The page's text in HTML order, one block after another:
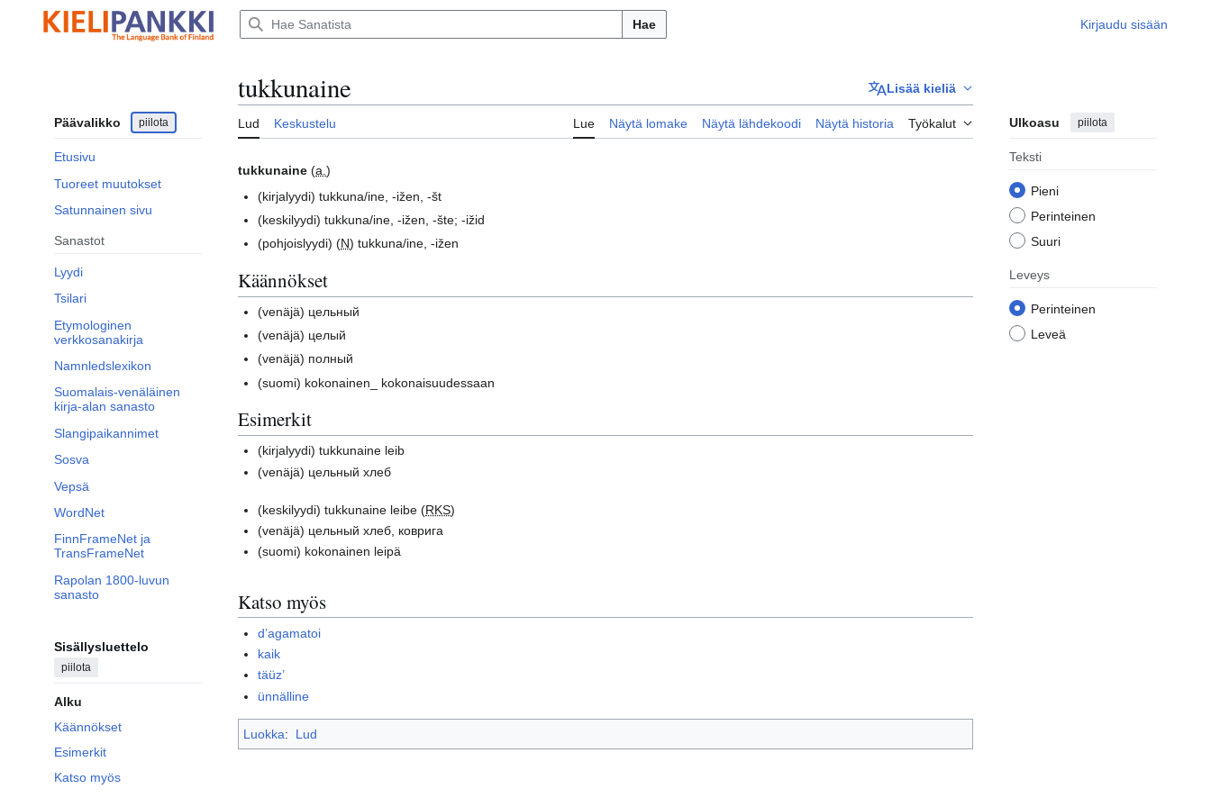
sisältöön
Hae Kirjaudu sisään
Päävalikko piilota
Etusivu
Tuoreet muutokset
Satunnainen sivu
Sanastot
Lyydi
Tsilari
Etymologinen
verkkosanakirja
Namnledslexikon
Suomalais-venäläinen
kirja-alan sanasto
Slangipaikannimet
Sosva
Vepsä
WordNet
FinnFrameNet ja
TransFrameNet
Rapolan 1800-luvun
sanasto
Sisällysluettelo
piilota
Alku
Käännökset
Esimerkit
Katso myös
tukkunaine Lisää kieliä
Lud Keskustelu Lue Näytä lomake Näytä lähdekoodi Näytä historia Työkalut Ulkoasu piilota
Teksti
Pieni
Perinteinen
Suuri
Leveys
Perinteinen
Leveä
tukkunaine (a. )
(kirjalyydi)tukkuna/ine, -ižen, -št
(keskilyydi)tukkuna/ine, -ižen, -šte; -ižid
(pohjoislyydi)(N) tukkuna/ine, -ižen
Käännökset
(venäjä) цельный
(venäjä) целый
(venäjä) полный
(suomi) kokonainen_ kokonaisuudessaan
Esimerkit
(kirjalyydi)tukkunaine leib
(venäjä) цельный хлеб
(keskilyydi)tukkunaine leibe (RKS)
(venäjä) цельный хлеб, коврига
(suomi) kokonainen leipä
Katso myös
d’agamatoi
kaik
täüz’
ünnälline
Luokka: Lud